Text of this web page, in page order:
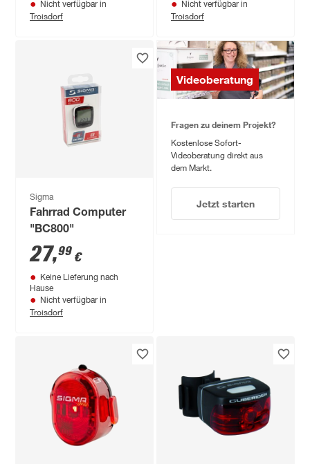
Nicht verfügbar in
Troisdorf
Nicht verfügbar in
Troisdorf
Sigma
Fahrrad Computer
"BC800"
27,99 €
Keine Lieferung nach
Hause
Nicht verfügbar in
Troisdorf
Videoberatung
Fragen zu deinem Projekt?
Kostenlose Sofort-
Videoberatung direkt aus
dem Markt.
Jetzt starten